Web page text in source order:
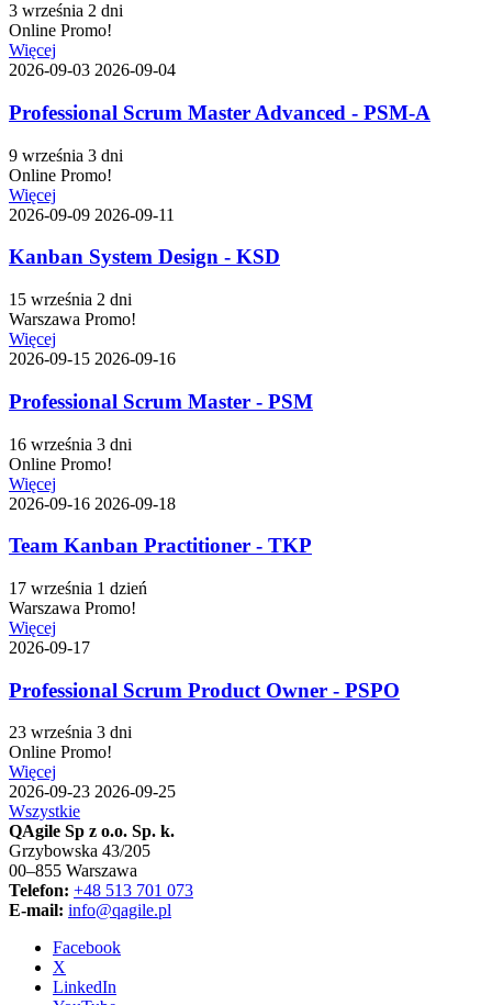
3 września 2 dni
Online Promo!
Więcej
2026-09-03 2026-09-04
Professional Scrum Master Advanced - PSM-A
9 września 3 dni
Online Promo!
Więcej
2026-09-09 2026-09-11
Kanban System Design - KSD
15 września 2 dni
Warszawa Promo!
Więcej
2026-09-15 2026-09-16
Professional Scrum Master - PSM
16 września 3 dni
Online Promo!
Więcej
2026-09-16 2026-09-18
Team Kanban Practitioner - TKP
17 września 1 dzień
Warszawa Promo!
Więcej
2026-09-17
Professional Scrum Product Owner - PSPO
23 września 3 dni
Online Promo!
Więcej
2026-09-23 2026-09-25
Wszystkie
QAgile Sp z o.o. Sp. k.
Grzybowska 43/205
00–855 Warszawa
Telefon: +48 513 701 073
E-mail: info@qagile.pl
Facebook
X
LinkedIn